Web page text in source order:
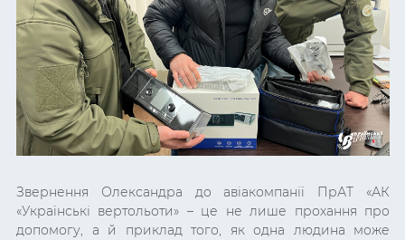
Звернення Олександра до авіакомпанії ПрАТ «АК
«Українські вертольоти» – це не лише прохання про
допомогу, а й приклад того, як одна людина може